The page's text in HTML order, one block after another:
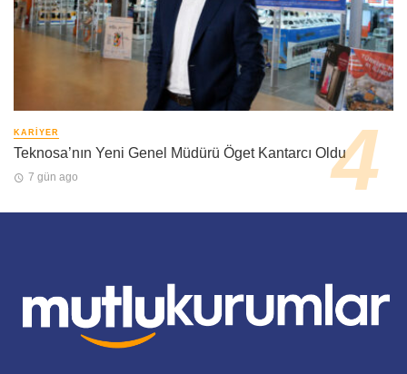
KARIYER
Teknosa’nın Yeni Genel Müdürü Öget Kantarcı Oldu
7 gün ago